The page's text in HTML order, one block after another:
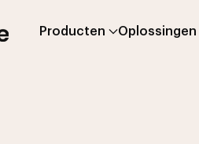
Producten Oplossingen